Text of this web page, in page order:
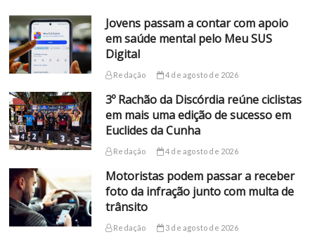
Jovens passam a contar com apoio
em saúde mental pelo Meu SUS
Digital
Redação 4 de agosto de 2026
3º Rachão da Discórdia reúne ciclistas
em mais uma edição de sucesso em
Euclides da Cunha
Redação 4 de agosto de 2026
Motoristas podem passar a receber
foto da infração junto com multa de
trânsito
Redação 3 de agosto de 2026